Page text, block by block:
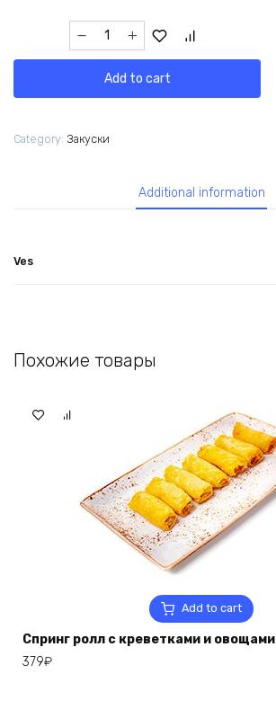
Кальцоне
Маргарита
Add to cart
Category: Закуски
Additional information
Ves
Похожие товары
Add to cart
Спринг ролл с креветками и овощами
379₽